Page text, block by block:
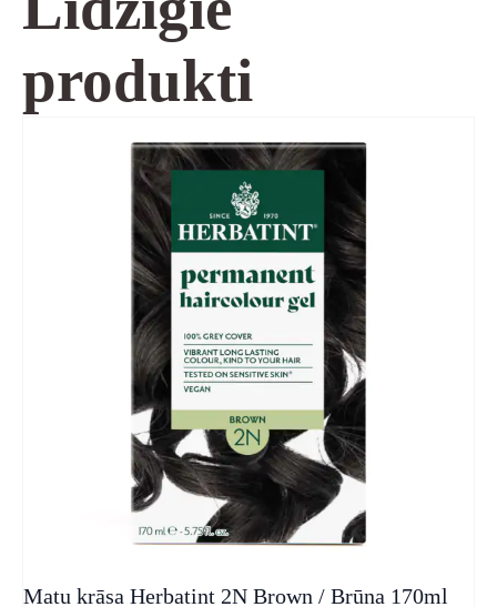
produkti
Matu krāsa Herbatint 2N Brown / Brūna 170ml